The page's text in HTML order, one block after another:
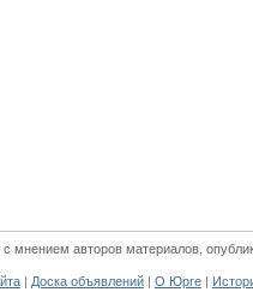
мнением авторов материалов,
| Доска объявлений| О Юрге|